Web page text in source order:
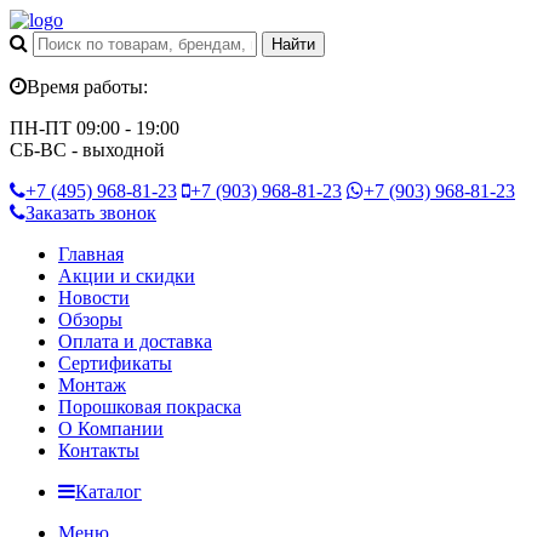
Время работы:
ПН-ПТ 09:00 - 19:00
СБ-ВС - выходной
+7 (495) 968-81-23 +7 (903) 968-81-23 +7 (903) 968-81-23
Заказать звонок
Главная
Акции и скидки
Новости
Обзоры
Оплата и доставка
Сертификаты
Монтаж
Порошковая покраска
О Компании
Контакты
Каталог
Меню